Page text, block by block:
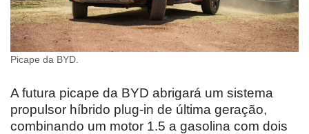
Picape da BYD.
A futura picape da BYD abrigará um sistema
propulsor híbrido plug-in de última geração,
combinando um motor 1.5 a gasolina com dois